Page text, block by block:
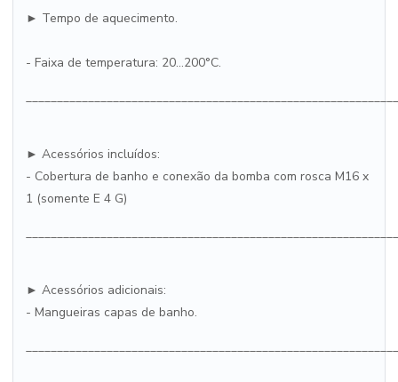
► Tempo de aquecimento.
- Faixa de temperatura: 20...200°C.
► Acessórios incluídos:
- Cobertura de banho e conexão da bomba com rosca M16 x
1 (somente E 4 G)
► Acessórios adicionais:
- Mangueiras capas de banho.